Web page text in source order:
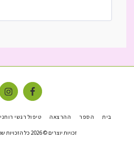
בית הספר ההרצאה טיפול רגשי רוחני
זכויות יוצרים © 2026 כל הזכויות שמורות -